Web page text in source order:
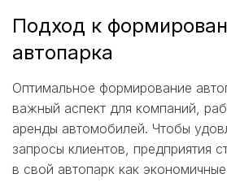
Подход к
автопарка
Оптимальное формирование
важный аспект для компаний,
аренды автомобилей. Чтобы
запросы клиентов, предприятия
в свой автопарк как